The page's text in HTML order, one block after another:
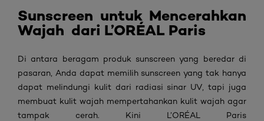
Sunscreen untuk Mencerahkan
Wajah dari L’ORÉAL Paris
Di antara beragam produk sunscreen yang beredar di
pasaran, Anda dapat memilih sunscreen yang tak hanya
dapat melindungi kulit dari radiasi sinar UV, tapi juga
membuat kulit wajah mempertahankan kulit wajah agar
tampak cerah. Kini L’ORÉAL Paris